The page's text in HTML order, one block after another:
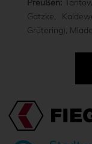
Preußen:
Gatzke,
Grütering),